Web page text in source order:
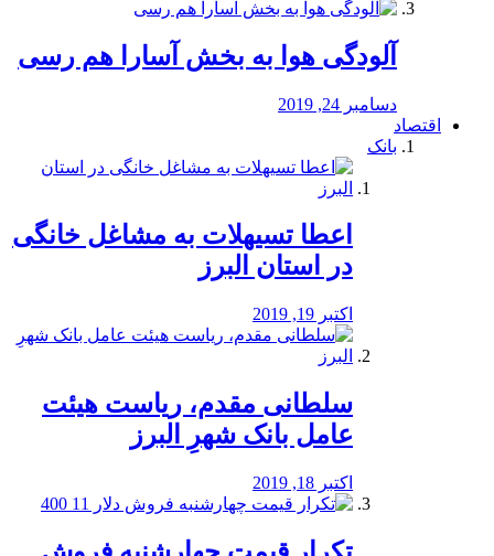
آلودگی هوا به بخش آسارا هم رسی
دسامبر 24, 2019
اقتصاد
بانک
️اعطا تسیهلات به مشاغل خانگی
در استان البرز
اکتبر 19, 2019
سلطانی مقدم، ریاست هیئت
عامل بانک شهرِ البرز
اکتبر 18, 2019